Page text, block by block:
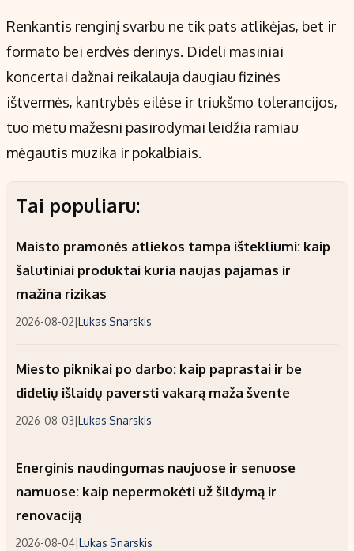
Renkantis renginį svarbu ne tik pats atlikėjas, bet ir
formato bei erdvės derinys. Dideli masiniai
koncertai dažnai reikalauja daugiau fizinės
ištvermės, kantrybės eilėse ir triukšmo tolerancijos,
tuo metu mažesni pasirodymai leidžia ramiau
mėgautis muzika ir pokalbiais.
Tai populiaru:
Maisto pramonės atliekos tampa ištekliumi: kaip
šalutiniai produktai kuria naujas pajamas ir
mažina rizikas
2026-08-02|Lukas Snarskis
Miesto piknikai po darbo: kaip paprastai ir be
didelių išlaidų paversti vakarą maža švente
2026-08-03|Lukas Snarskis
Energinis naudingumas naujuose ir senuose
namuose: kaip nepermokėti už šildymą ir
renovaciją
2026-08-04|Lukas Snarskis